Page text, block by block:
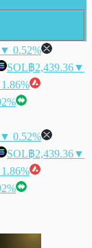
▼ 0.52%
SOL฿2,439.36▼
▼ 0.52%
SOL฿2,439.36▼